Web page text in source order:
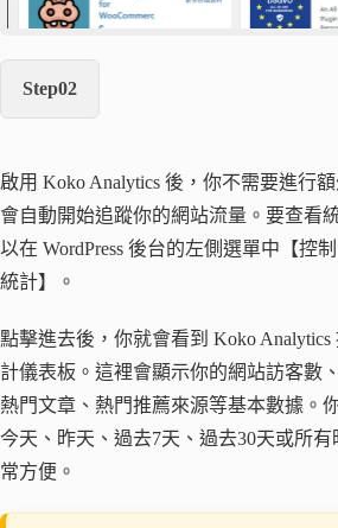
Step02
啟用 Koko Analytics 後，你不需要進行
會自動開始追蹤你的網站流量。要查看
以在 WordPress 後台的左側選單中【控
統計】。
點擊進去後，你就會看到 Koko
計儀表板。這裡會顯示你的網站訪客數
熱門文章、熱門推薦來源等基本數據。
今天、昨天、過去7天、過去30天或所
常方便。